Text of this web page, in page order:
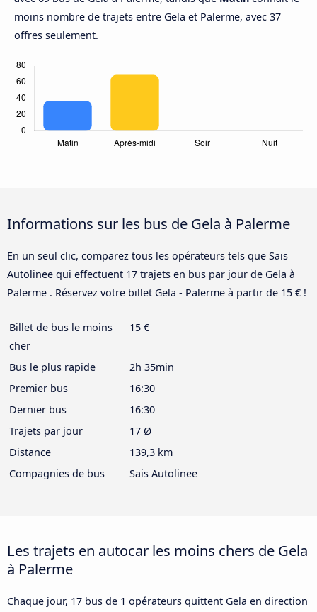
moins nombre de trajets entre Gela et Palerme, avec 37
offres seulement.
Informations sur les bus de Gela à Palerme
En un seul clic, comparez tous les opérateurs tels que Sais
Autolinee qui effectuent 17 trajets en bus par jour de Gela à
Palerme . Réservez votre billet Gela - Palerme à partir de 15 € !
Billet de bus le moins
cher
15 €
Bus le plus rapide
2h 35min
Premier bus
16:30
Dernier bus
16:30
Trajets par jour
17 Ø
Distance
139,3 km
Compagnies de bus
Sais Autolinee
Les trajets en autocar les moins chers de Gela
à Palerme
Chaque jour, 17 bus de 1 opérateurs quittent Gela en direction